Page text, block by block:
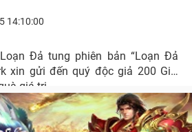
14:10:00
Đả tung phiên bản “Loạn Đả
xin gửi đến quý độc giả 200 Gift
giá trị.